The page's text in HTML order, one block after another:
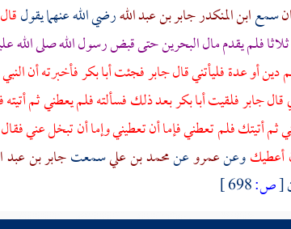
سمعابن المنكدرجابر بن عبد اللهرضي الله عنهما يقول
فلم يقدم مالالبحرينحتى قبض رسول الله صلى الله
دين أو عدة فليأتني قالجابرفجئتأبا بكرفأخبرته أن
قالجابرفلقيتأبا بكربعد ذلك فسألته فلم يعطني ثم أتيته
أتيتك فلم تعطني فإما أن تعطيني وإما أن تبخل عني
أعطيكوعنعمروعنمحمد بن عليسمعتجابر بن عبد
[ص: